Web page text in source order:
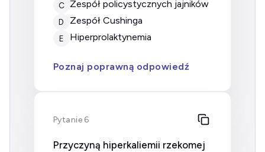
C Zespół policystycznych jajników
D Zespół Cushinga
E Hiperprolaktynemia
Poznaj poprawną odpowiedź
Pytanie 6
Przyczyną hiperkaliemii rzekomej